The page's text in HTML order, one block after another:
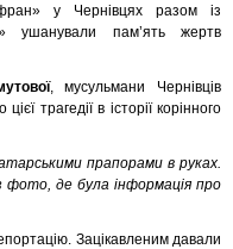
у Чернівцях разом із
ушанували пам’ять жертв
, мусульмани Чернівців
трагедії в історії корінного
прапорами в руках.
фото, де була інформація про
Зацікавленим давали